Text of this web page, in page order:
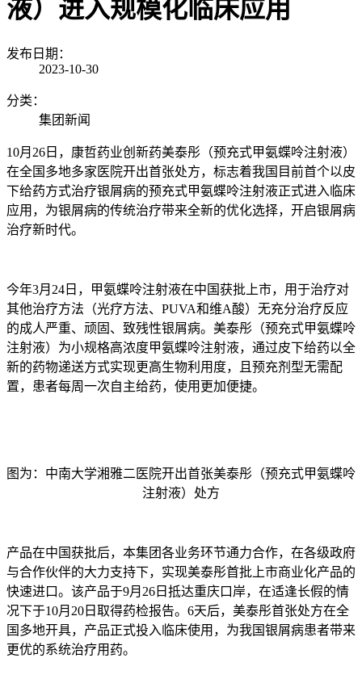
液）进入规模化临床应用
发布日期：
2023-10-30
分类：
集团新闻
10月26日，康哲药业创新药美泰彤（预充式甲氨蝶呤注射液）
在全国多地多家医院开出首张处方，标志着我国目前首个以皮
下给药方式治疗银屑病的预充式甲氨蝶呤注射液正式进入临床
应用，为银屑病的传统治疗带来全新的优化选择，开启银屑病
治疗新时代。
今年3月24日，甲氨蝶呤注射液在中国获批上市，用于治疗对
其他治疗方法（光疗方法、PUVA和维A酸）无充分治疗反应
的成人严重、顽固、致残性银屑病。美泰彤（预充式甲氨蝶呤
注射液）为小规格高浓度甲氨蝶呤注射液，通过皮下给药以全
新的药物递送方式实现更高生物利用度，且预充剂型无需配
置，患者每周一次自主给药，使用更加便捷。
图为：中南大学湘雅二医院开出首张美泰彤（预充式甲氨蝶呤
注射液）处方
产品在中国获批后，本集团各业务环节通力合作，在各级政府
与合作伙伴的大力支持下，实现美泰彤首批上市商业化产品的
快速进口。该产品于9月26日抵达重庆口岸，在适逢长假的情
况下于10月20日取得药检报告。6天后，美泰彤首张处方在全
国多地开具，产品正式投入临床使用，为我国银屑病患者带来
更优的系统治疗用药。